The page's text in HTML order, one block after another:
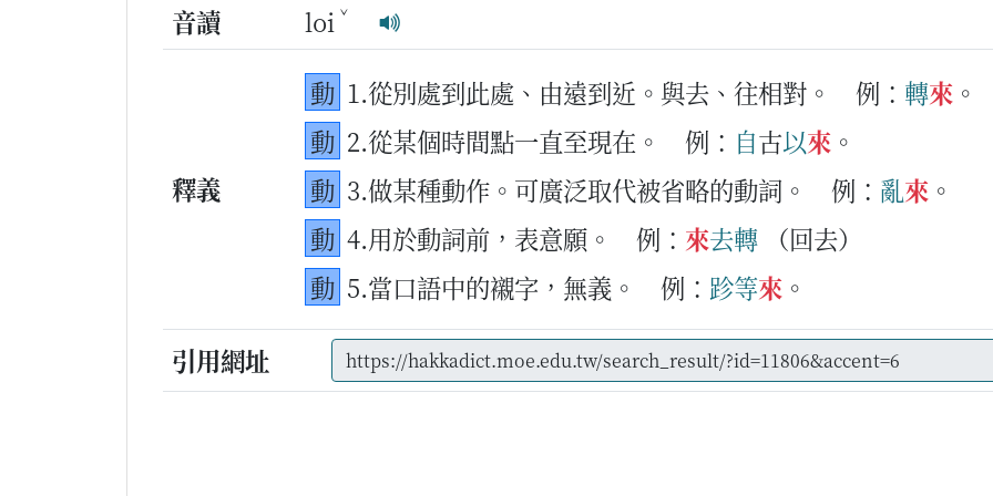
音讀 loi ˇ
釋義
動 1.從別處到此處、由遠到近。與去、往相對。 例： 轉來 。
動 2.從某個時間點一直至現在。 例： 自古以來 。
動 3.做某種動作。可廣泛取代被省略的動詞。 例： 亂來 。
動 4.用於動詞前，表意願。 例： 來去轉
（回去）
動 5.當口語中的襯字，無義。 例： 跈等來 。
引用網址